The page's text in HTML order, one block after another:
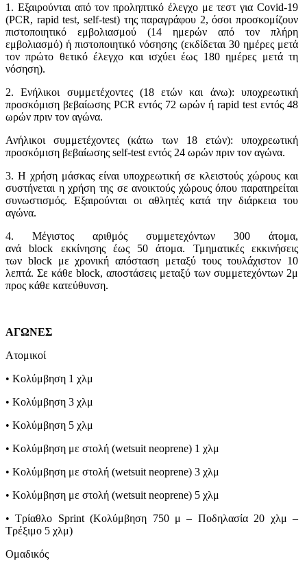
1. Εξαιρούνται από τον προληπτικό έλεγχο με τεστ για Covid-19
(PCR, rapid test, self-test) της παραγράφου 2, όσοι προσκομίζουν
πιστοποιητικό εμβολιασμού (14 ημερών από τον πλήρη
εμβολιασμό) ή πιστοποιητικό νόσησης (εκδίδεται 30 ημέρες μετά
τον πρώτο θετικό έλεγχο και ισχύει έως 180 ημέρες μετά τη
νόσηση).
2. Ενήλικοι συμμετέχοντες (18 ετών και άνω): υποχρεωτική
προσκόμιση βεβαίωσης PCR εντός 72 ωρών ή rapid test εντός 48
ωρών πριν τον αγώνα.
Ανήλικοι συμμετέχοντες (κάτω των 18 ετών): υποχρεωτική
προσκόμιση βεβαίωσης self-test εντός 24 ωρών πριν τον αγώνα.
3. Η χρήση μάσκας είναι υποχρεωτική σε κλειστούς χώρους και
συστήνεται η χρήση της σε ανοικτούς χώρους όπου παρατηρείται
συνωστισμός. Εξαιρούνται οι αθλητές κατά την διάρκεια του
αγώνα.
4. Μέγιστος αριθμός συμμετεχόντων 300 άτομα,
ανά block εκκίνησης έως 50 άτομα. Τμηματικές εκκινήσεις
των block με χρονική απόσταση μεταξύ τους τουλάχιστον 10
λεπτά. Σε κάθε block, αποστάσεις μεταξύ των συμμετεχόντων 2μ
προς κάθε κατεύθυνση.
ΑΓΩΝΕΣ
Ατομικοί
• Κολύμβηση 1 χλμ
• Κολύμβηση 3 χλμ
• Κολύμβηση 5 χλμ
• Κολύμβηση με στολή (wetsuit neoprene) 1 χλμ
• Κολύμβηση με στολή (wetsuit neoprene) 3 χλμ
• Κολύμβηση με στολή (wetsuit neoprene) 5 χλμ
• Τρίαθλο Sprint (Κολύμβηση 750 μ – Ποδηλασία 20 χλμ –
Τρέξιμο 5 χλμ)
Ομαδικός